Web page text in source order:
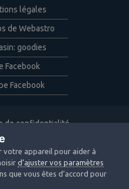
légales
de Webastro
goodies
Facebook
Facebook
de confidentialité
Webastro
Community
votre appareil pour aider à
d’ajuster vos paramètres
que vous êtes d’accord pour